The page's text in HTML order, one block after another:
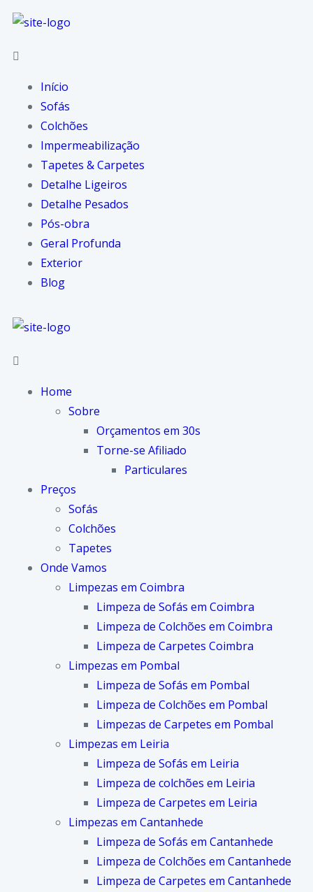
Início
Sofás
Colchões
Impermeabilização
Tapetes & Carpetes
Detalhe Ligeiros
Detalhe Pesados
Pós-obra
Geral Profunda
Exterior
Blog
Home
Sobre
Orçamentos em 30s
Torne-se Afiliado
Particulares
Preços
Sofás
Colchões
Tapetes
Onde Vamos
Limpezas em Coimbra
Limpeza de Sofás em Coimbra
Limpeza de Colchões em Coimbra
Limpeza de Carpetes Coimbra
Limpezas em Pombal
Limpeza de Sofás em Pombal
Limpeza de Colchões em Pombal
Limpezas de Carpetes em Pombal
Limpezas em Leiria
Limpeza de Sofás em Leiria
Limpeza de colchões em Leiria
Limpeza de Carpetes em Leiria
Limpezas em Cantanhede
Limpeza de Sofás em Cantanhede
Limpeza de Colchões em Cantanhede
Limpeza de Carpetes em Cantanhede